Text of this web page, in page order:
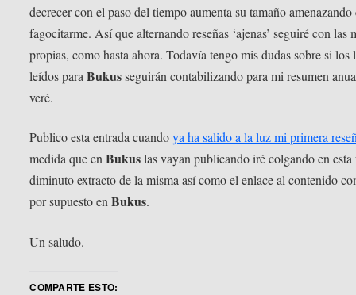
decrecer con el paso del tiempo aumenta su tamaño amenazando
fagocitarme. Así que alternando reseñas ‘ajenas’ seguiré con las
propias, como hasta ahora. Todavía tengo mis dudas sobre si los
leídos paraBukusseguirán contabilizando para mi resumen
veré.
Publico esta entrada cuandoya ha salido a la luz mi primera
medida que enBukuslas vayan publicando iré colgando en
diminuto extracto de la misma así como el enlace al contenido
por supuesto enBukus.
Un saludo.
COMPARTE ESTO: